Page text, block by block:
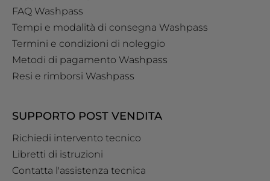
FAQ Washpass
Tempi e modalità di consegna Washpass
Termini e condizioni di noleggio
Metodi di pagamento Washpass
Resi e rimborsi Washpass
SUPPORTO POST VENDITA
Richiedi intervento tecnico
Libretti di istruzioni
Contatta l'assistenza tecnica